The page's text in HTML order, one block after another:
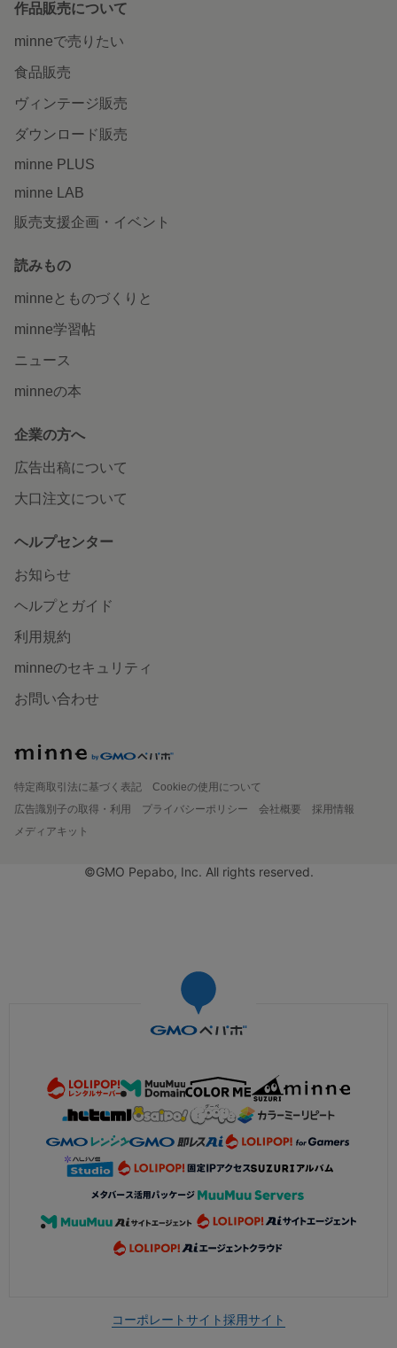
作品販売について
minneで売りたい
食品販売
ヴィンテージ販売
ダウンロード販売
minne PLUS
minne LAB
販売支援企画・イベント
読みもの
minneとものづくりと
minne学習帖
ニュース
minneの本
企業の方へ
広告出稿について
大口注文について
ヘルプセンター
お知らせ
ヘルプとガイド
利用規約
minneのセキュリティ
お問い合わせ
特定商取引法に基づく表記
Cookieの使用について
広告識別子の取得・利用
プライバシーポリシー 会社概要
採用情報
メディアキット
©GMO Pepabo, Inc. All rights reserved.
コーポレートサイト採用サイト